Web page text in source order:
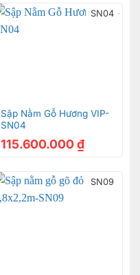
SN04
Sập Nằm Gỗ Hương VIP-
SN04
115.600.000 ₫
SN09